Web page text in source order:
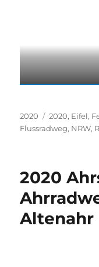
Kategorien
2020 Schlagwörter
2020, Eifel,
Flussradweg, NRW,
2020
Altenahr